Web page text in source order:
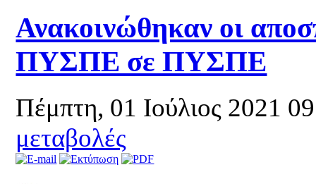
Ανακοινώθηκαν οι
ΠΥΣΠΕ σε ΠΥΣΠΕ
Πέμπτη, 01 Ιούλιος 2021
μεταβολές